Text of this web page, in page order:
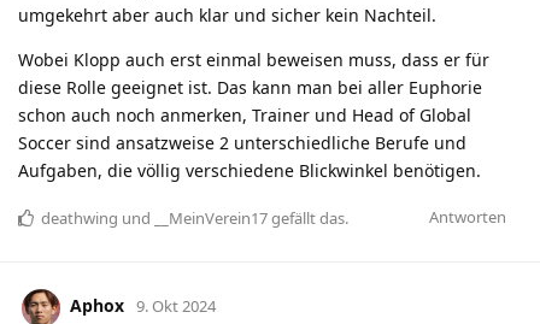
umgekehrt aber auch klar und sicher kein Nachteil.
Wobei Klopp auch erst einmal beweisen muss, dass er für
diese Rolle geeignet ist. Das kann man bei aller Euphorie
schon auch noch anmerken, Trainer und Head of Global
Soccer sind ansatzweise 2 unterschiedliche Berufe und
Aufgaben, die völlig verschiedene Blickwinkel benötigen.
Antworten
deathwing und __MeinVerein17gefällt das.
Aphox 9. Okt 2024